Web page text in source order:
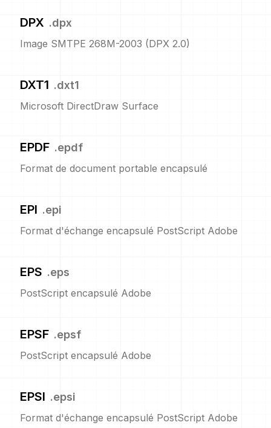
DPX .dpx
Image SMTPE 268M-2003 (DPX 2.0)
DXT1 .dxt1
Microsoft DirectDraw Surface
EPDF .epdf
Format de document portable encapsulé
EPI .epi
Format d'échange encapsulé PostScript Adobe
EPS .eps
PostScript encapsulé Adobe
EPSF .epsf
PostScript encapsulé Adobe
EPSI .epsi
Format d'échange encapsulé PostScript Adobe